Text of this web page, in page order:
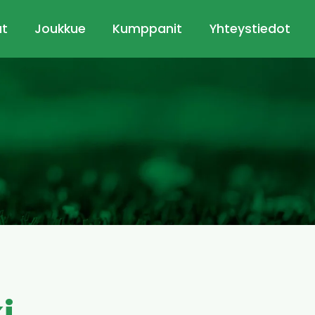
Joukkue Kumppanit Yhteystiedot